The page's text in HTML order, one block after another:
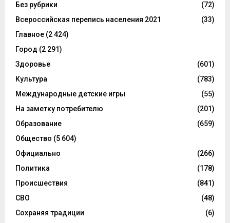
Без рубрики
(72)
Всероссийская перепись населения 2021
(33)
Главное (2 424)
Город (2 291)
Здоровье
(601)
Культура
(783)
Международные детские игры
(55)
На заметку потребителю
(201)
Образование
(659)
Общество (5 604)
Официально
(266)
Политика
(178)
Происшествия
(841)
СВО
(48)
Сохраняя традиции
(6)